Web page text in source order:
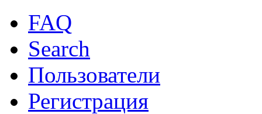
FAQ
Search
Пользователи
Регистрация